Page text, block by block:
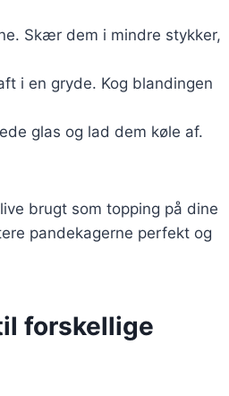
Skær dem i mindre stykker,
i en gryde. Kog blandingen
glas og lad dem køle af.
brugt som topping på dine
pandekagerne perfekt og
forskellige